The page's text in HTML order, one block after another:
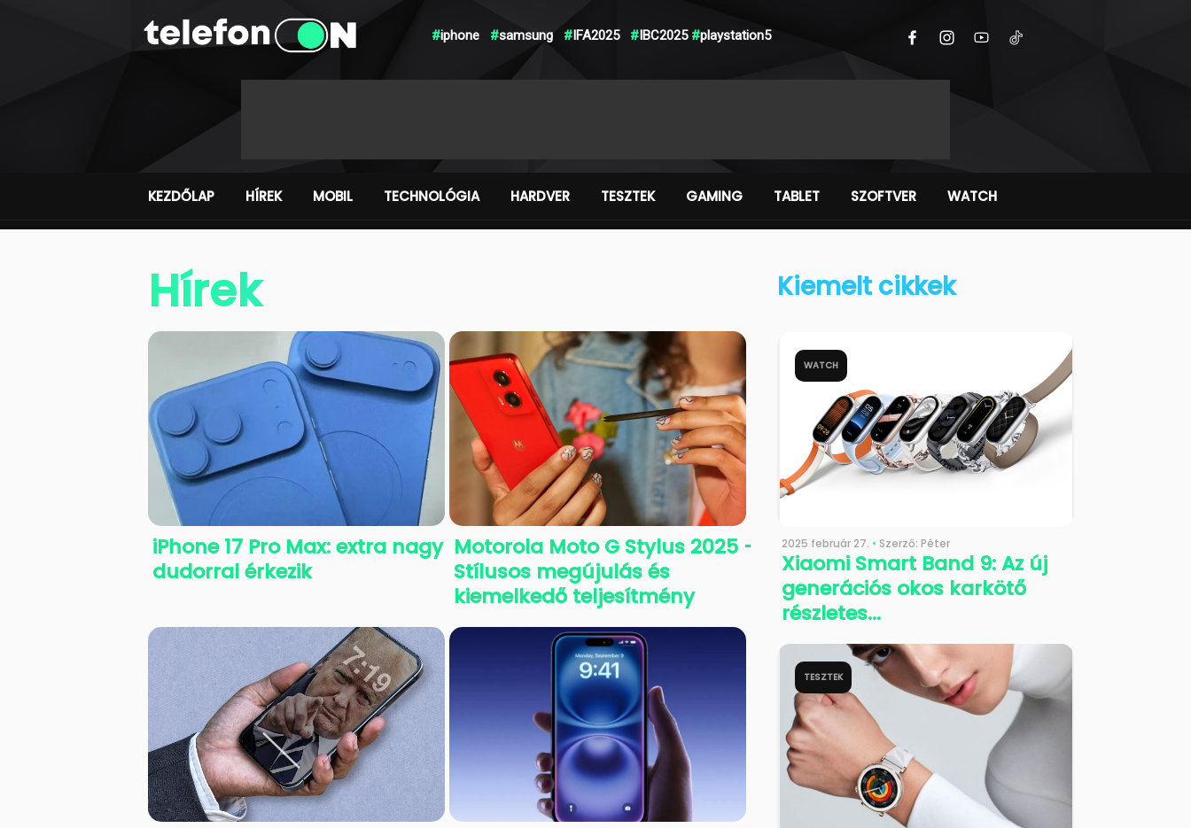
#iphone #samsung #IFA2025 #IBC2025 #playstation5
KEZDŐLAP HÍREK MOBIL TECHNOLÓGIA HARDVER TESZTEK GAMING TABLET SZOFTVER WATCH
Hírek
iPhone 17 Pro Max: extra nagy
dudorral érkezik
Motorola Moto G Stylus 2025 -
Stílusos megújulás és
kiemelkedő teljesítmény
Kiemelt cikkek
WATCH
2025 február 27. • Szerző: Péter
Xiaomi Smart Band 9: Az új
generációs okos karkötő
részletes...
TESZTEK